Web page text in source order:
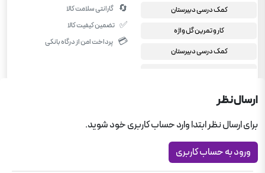
کمک درسی دبیرستان
کار و تمرین گل واژه
کمک درسی دبیرستان
کمک درسی رشته تجربی
🔄 گارانتی سلامت کالا
✅ تضمین کیفیت کالا
💳 پرداخت امن از درگاه بانکی
ارسال نظر
برای ارسال نظر ابتدا وارد حساب کاربری خود شوید.
ورود به حساب کاربری